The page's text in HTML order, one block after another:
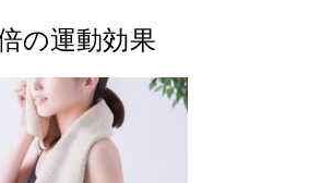
の運動効果